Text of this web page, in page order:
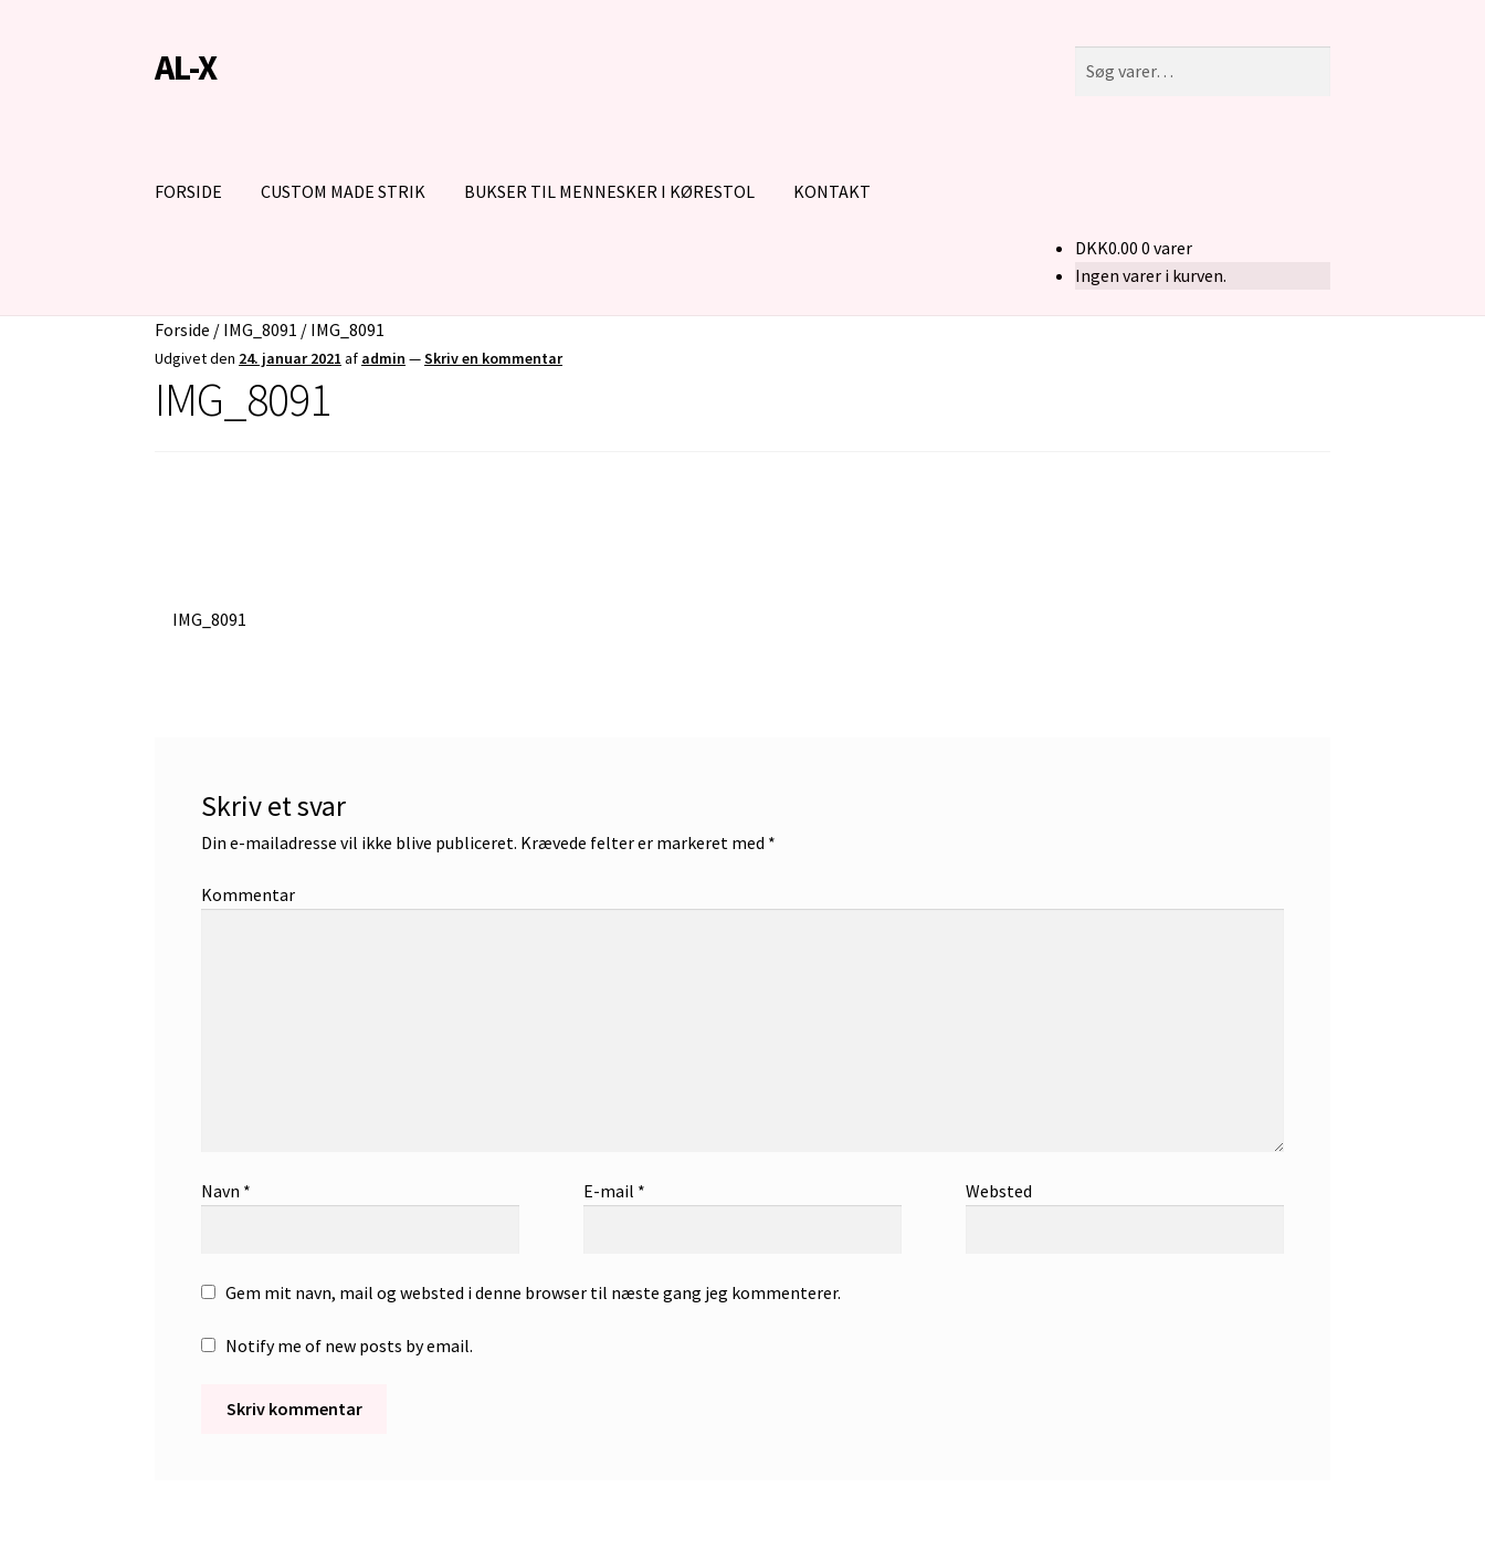
Spring
til
Spring
til
AL-X
efter:
FORSIDE CUSTOM MADE STRIK BUKSER TIL MENNESKER I KØRESTOL KONTAKT
DKK0.00 0 varer
Ingen varer i kurven.
Forside / IMG_8091 / IMG_8091
Udgivet den 24. januar 2021 af admin —Skriv en kommentar
IMG_8091
Indlægsnavigation
Forrige
IMG_8091
Skriv et svar
Din e-mailadresse vil ikke blive publiceret. Krævede felter er markeret med *
Kommentar
Navn * E-mail * Websted
Gem mit navn, mail og websted i denne browser til næste gang jeg kommenterer.
Notify me of new posts by email.